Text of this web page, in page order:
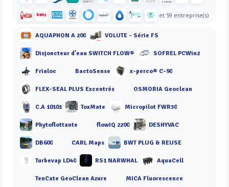
et 59 entreprise(s)
AQUAPHON A 200 VOLUTE - Série FS
Disjoncteur d'eau SWITCH FLOW® SOFREL PCWin2
Frialoc BactoSense x-perco® C-90
FLEX-SEAL PLUS Excentrés OSMORIA Geoclean
C.A 10101 ToxMate Micropilot FWR30
Phytoflottante flowIQ 2200 DESHYVAC
DB600 CARL Maps BWT PLUG & REUSE
Turbevap LD40 RS1 NARWHAL AquaCell
TenCate GeoClean Azure MICA Fluorescence